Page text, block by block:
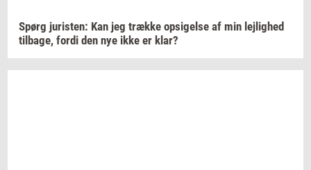
Spørg juri­sten: Kan jeg træk­ke op­si­gel­se af min lej­lig­hed
til­ba­ge, fordi den nye ikke er klar?